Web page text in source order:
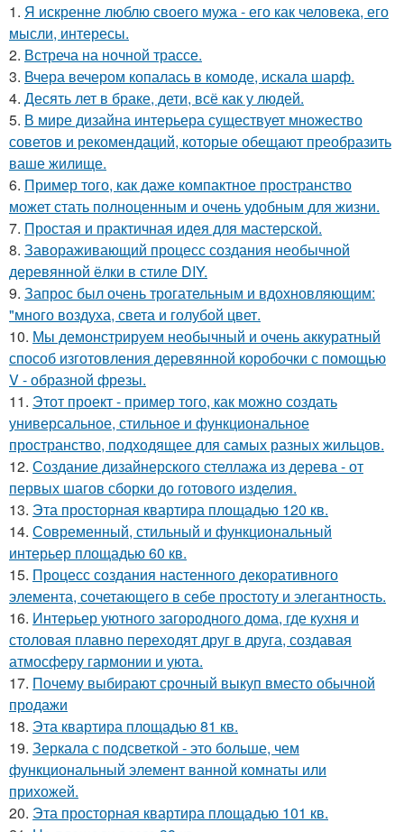
1. Я искренне люблю своего мужа - его как человека, его
мысли, интересы.
2. Встреча на ночной трассе.
3. Вчера вечером копалась в комоде, искала шарф.
4. Десять лет в браке, дети, всё как у людей.
5. В мире дизайна интерьера существует множество
советов и рекомендаций, которые обещают преобразить
ваше жилище.
6. Пример того, как даже компактное пространство
может стать полноценным и очень удобным для жизни.
7. Простая и практичная идея для мастерской.
8. Завораживающий процесс создания необычной
деревянной ёлки в стиле DIY.
9. Запрос был очень трогательным и вдохновляющим:
"много воздуха, света и голубой цвет.
10. Мы демонстрируем необычный и очень аккуратный
способ изготовления деревянной коробочки с помощью
V - образной фрезы.
11. Этот проект - пример того, как можно создать
универсальное, стильное и функциональное
пространство, подходящее для самых разных жильцов.
12. Создание дизайнерского стеллажа из дерева - от
первых шагов сборки до готового изделия.
13. Эта просторная квартира площадью 120 кв.
14. Современный, стильный и функциональный
интерьер площадью 60 кв.
15. Процесс создания настенного декоративного
элемента, сочетающего в себе простоту и элегантность.
16. Интерьер уютного загородного дома, где кухня и
столовая плавно переходят друг в друга, создавая
атмосферу гармонии и уюта.
17. Почему выбирают срочный выкуп вместо обычной
продажи
18. Эта квартира площадью 81 кв.
19. Зеркала с подсветкой - это больше, чем
функциональный элемент ванной комнаты или
прихожей.
20. Эта просторная квартира площадью 101 кв.